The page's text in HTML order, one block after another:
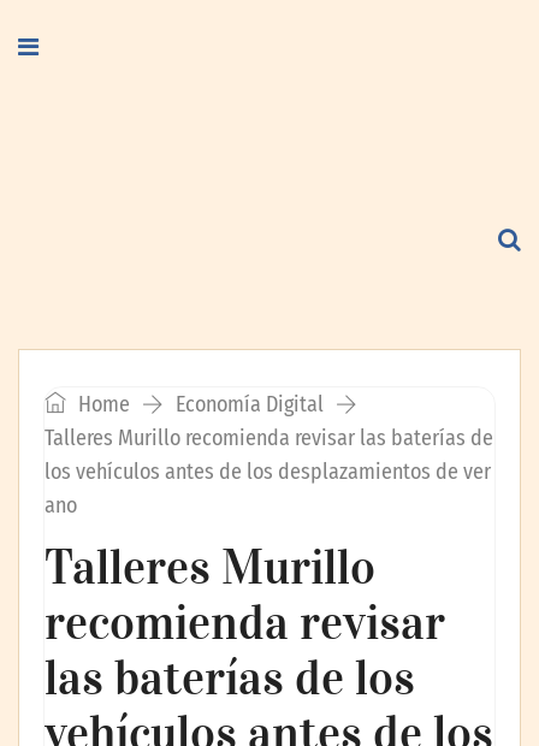
Home
Economía Digital
Talleres Murillo recomienda revisar las baterías de
los vehículos antes de los desplazamientos de ver
ano
Talleres Murillo
recomienda revisar
las baterías de los
vehículos antes de los